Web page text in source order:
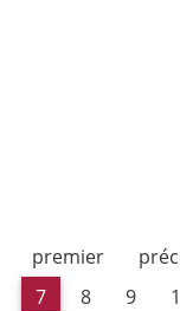
premier
7
8 9